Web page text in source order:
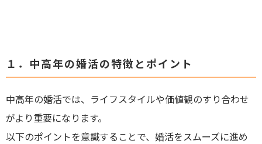
１．中高年の婚活の特徴とポイント
中高年の婚活では、ライフスタイルや価値観のすり合わせ
がより重要になります。
以下のポイントを意識することで、婚活をスムーズに進め